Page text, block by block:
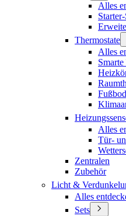
Alles
Thermostate
Alles
Alles
Tür-
Zentralen
Zubehör
Licht &
Alles
Sets